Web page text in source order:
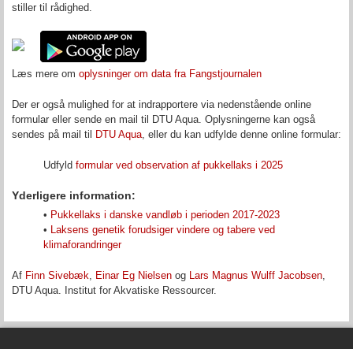
stiller til rådighed.
Læs mere om oplysninger om data fra Fangstjournalen
Der er også mulighed for at indrapportere via nedenstående online
formular eller sende en mail til DTU Aqua. Oplysningerne kan også
sendes på mail til DTU Aqua , eller du kan udfylde denne online formular:
Udfyld formular ved observation af pukkellaks i 2025
Yderligere information:
• Pukkellaks i danske vandløb i perioden 2017-2023
• Laksens genetik forudsiger vindere og tabere ved
klimaforandringer
Af Finn Sivebæk Einar Eg Nielsen og Lars Magnus Wulff Jacobsen
DTU Aqua. Institut for Akvatiske Ressourcer.